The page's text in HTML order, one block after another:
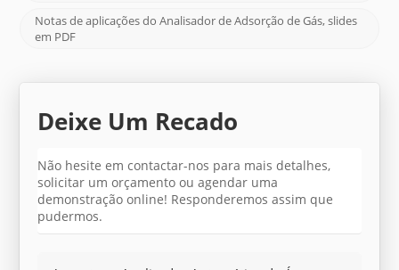
Notas de aplicações do Analisador de Adsorção de Gás, slides
em PDF
Deixe Um Recado
Não hesite em contactar-nos para mais detalhes,
solicitar um orçamento ou agendar uma
demonstração online! Responderemos assim que
pudermos.